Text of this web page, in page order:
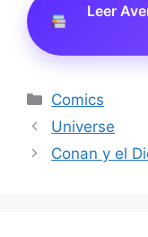
Leer
Categorías
Comics
Universe
Conan y el